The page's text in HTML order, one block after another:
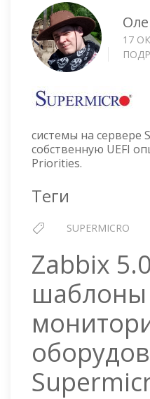
17
системы на сервере
собственную UEFI
Priorities.
Теги
SUPERMICRO
Zabbix
шаблоны